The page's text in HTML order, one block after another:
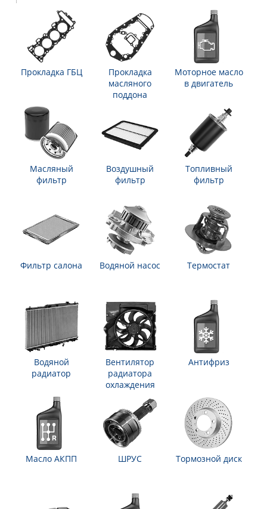
Прокладка ГБЦ
Прокладка
масляного
поддона
Моторное масло
в двигатель
Масляный
фильтр
Воздушный
фильтр
Топливный
фильтр
Фильтр салона Водяной насос Термостат
Водяной
радиатор
Вентилятор
радиатора
охлаждения
Антифриз
Масло АКПП ШРУС Тормозной диск